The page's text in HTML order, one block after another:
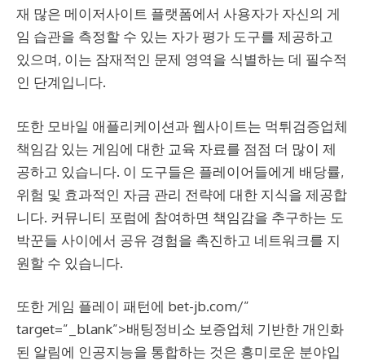
재 많은 메이저사이트 플랫폼에서 사용자가 자신의 게
임 습관을 측정할 수 있는 자가 평가 도구를 제공하고
있으며, 이는 잠재적인 문제 영역을 식별하는 데 필수적
인 단계입니다.
또한 모바일 애플리케이션과 웹사이트는 먹튀검증업체
책임감 있는 게임에 대한 교육 자료를 점점 더 많이 제
공하고 있습니다. 이 도구들은 플레이어들에게 배당률,
위험 및 효과적인 자금 관리 전략에 대한 지식을 제공합
니다. 커뮤니티 포럼에 참여하면 책임감을 추구하는 도
박꾼들 사이에서 공유 경험을 촉진하고 네트워크를 지
원할 수 있습니다.
또한 게임 플레이 패턴에 bet-jb.com/”
target=”_blank”>배팅정비소 보증업체 기반한 개인화
된 알림에 인공지능을 통합하는 것은 흥미로운 분야입